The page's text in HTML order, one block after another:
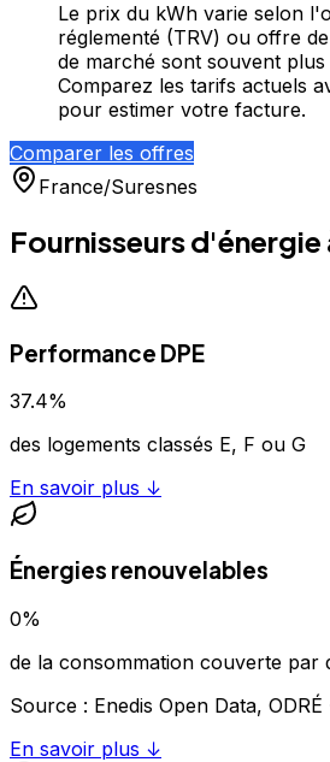
Le prix du kWh varie selon
réglementé (TRV) ou offre
de marché sont souvent plus
Comparez les tarifs actuels
pour estimer votre facture.
Comparer les offres
France/Suresnes
Fournisseurs d'énergie
Performance DPE
37.4%
des logements classés E, F ou G
En savoir plus ↓
Énergies renouvelables
0%
de la consommation couverte par
Source : Enedis Open Data, ODRÉ
En savoir plus ↓